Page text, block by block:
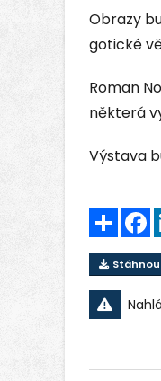
Obrazy
gotické
Roman
některá
Výstava
Sdílet